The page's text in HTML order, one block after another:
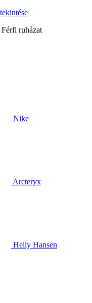
Férfi ruházat
Nike
Arcteryx
Helly Hansen